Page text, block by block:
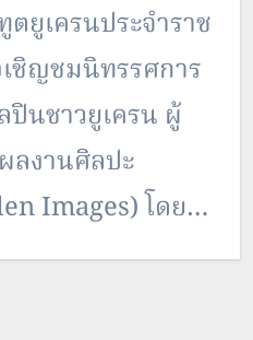
ยูเครนประจำราช
ชิญชมนิทรรศการ
ปินชาวยูเครน ผู้
ลงานศิลปะ
Images) โดยมี
า เอกอัครราชฑูต